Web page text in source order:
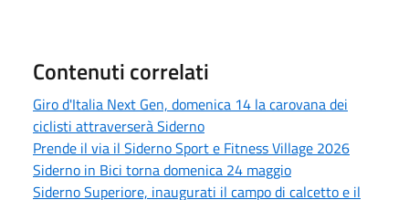
Contenuti correlati
Giro d'Italia Next Gen, domenica 14 la carovana dei
ciclisti attraverserà Siderno
Prende il via il Siderno Sport e Fitness Village 2026
Siderno in Bici torna domenica 24 maggio
Siderno Superiore, inaugurati il campo di calcetto e il